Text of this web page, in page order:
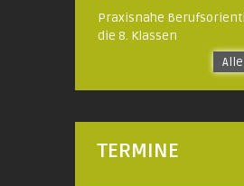
Praxisnahe
die 8. Klassen
TERMINE